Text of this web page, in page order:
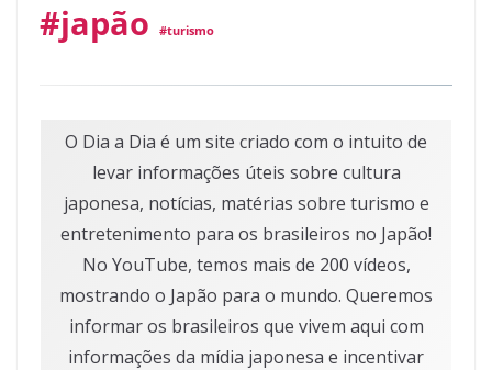
#japão #turismo
O Dia a Dia é um site criado com o intuito de
levar informações úteis sobre cultura
japonesa, notícias, matérias sobre turismo e
entretenimento para os brasileiros no Japão!
No YouTube, temos mais de 200 vídeos,
mostrando o Japão para o mundo. Queremos
informar os brasileiros que vivem aqui com
informações da mídia japonesa e incentivar